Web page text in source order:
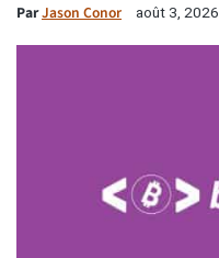
ParJason Conor août 3, 2026